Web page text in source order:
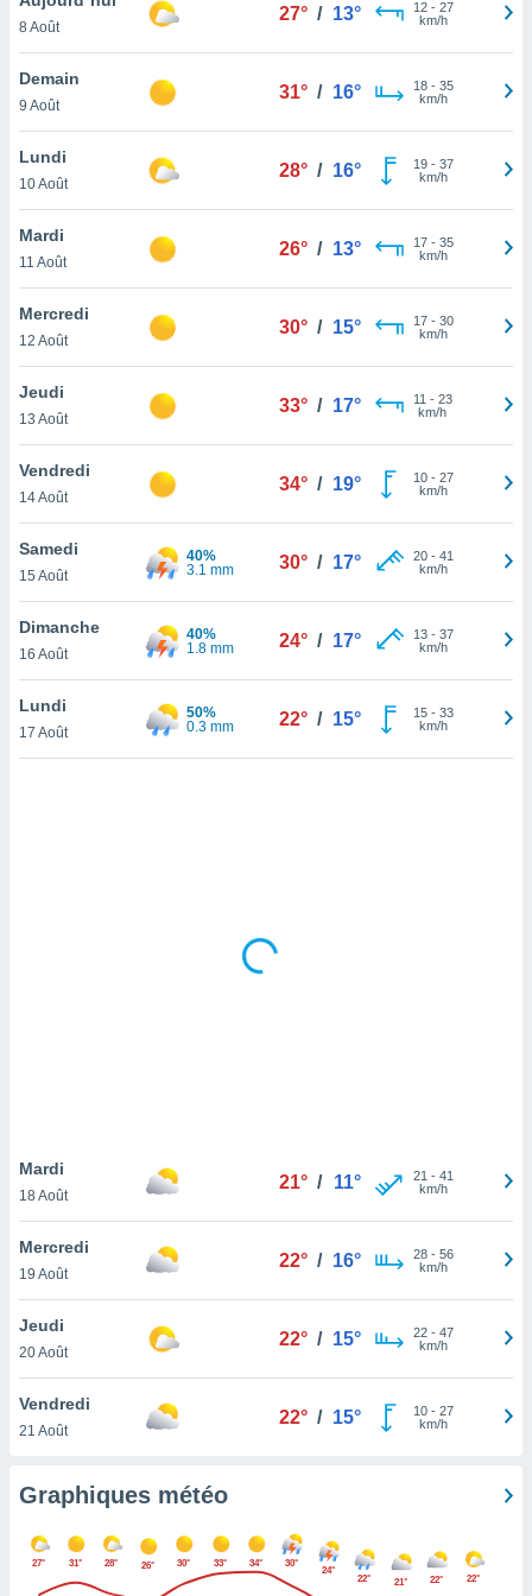
et
»,
au
vous
qu'ils
ou
le
ainsi
un
la
du
en
de
pas
de
à
cas,
que
sur le
que
ne
8 Août
27° / 13° 12- 27
km/h
Demain
9 Août
31° / 16° 18- 35
km/h
Lundi
10 Août
28° / 16° 19- 37
km/h
Mardi
11 Août
26° / 13° 17- 35
km/h
Mercredi
12 Août
30° / 15° 17- 30
km/h
Jeudi
13 Août
33° / 17° 11 - 23
km/h
Vendredi
14 Août
34° / 19° 10- 27
km/h
Samedi
15 Août
40%
3.1 mm
30° / 17° 20- 41
km/h
Dimanche
16 Août
40%
1.8 mm
24° / 17° 13- 37
km/h
Lundi
17 Août
50%
0.3 mm
22° / 15° 15- 33
km/h
Mardi
18 Août
21° / 11° 21 - 41
km/h
Mercredi
19 Août
22° / 16° 28- 56
km/h
Jeudi
20 Août
22° / 15° 22- 47
km/h
Vendredi
21 Août
22° / 15° 10- 27
km/h
Graphiques météo
27° 31° 28° 26° 30° 33° 34° 30°
24°
22° 21° 22° 22°